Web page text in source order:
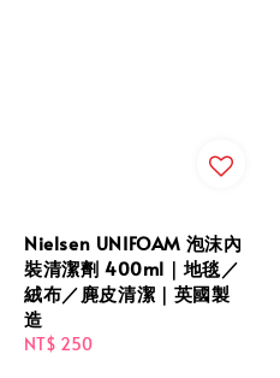
Nielsen UNIFOAM 泡沫內
裝清潔劑 400ml｜地毯／
絨布／麂皮清潔｜英國製
造
Regular
NT$ 250